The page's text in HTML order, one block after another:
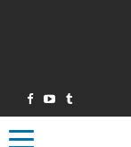
Toggle navigation